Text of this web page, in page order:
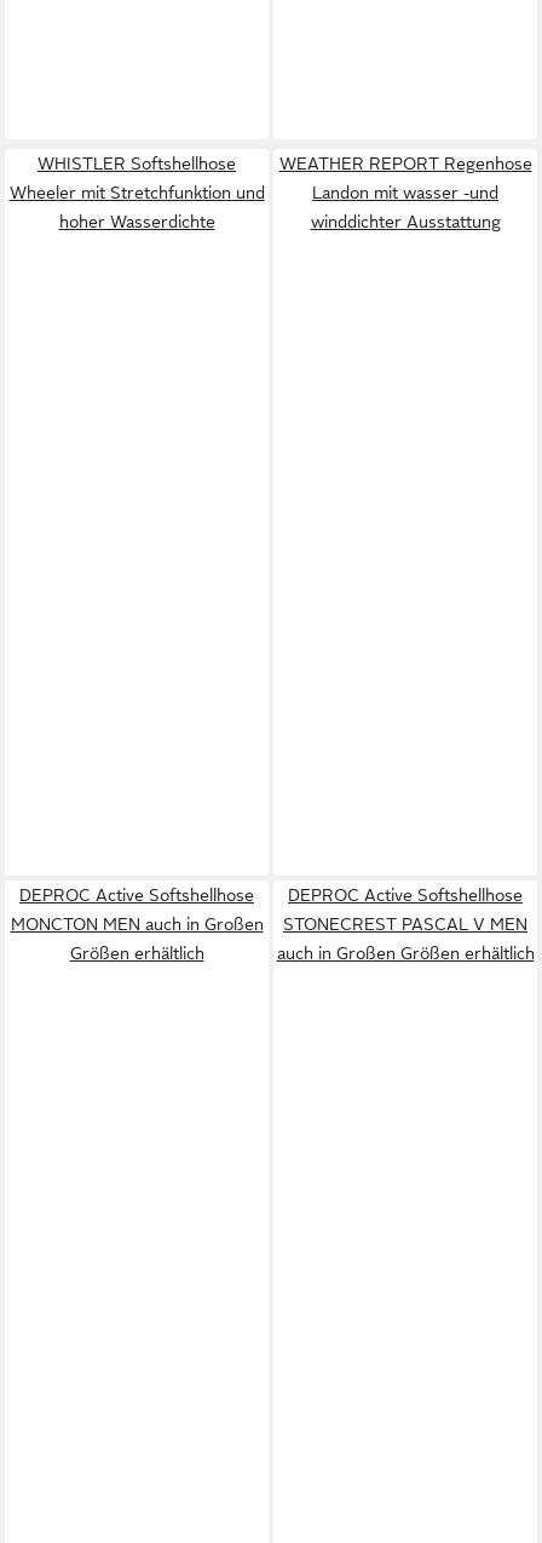
WHISTLER Softshellhose
Wheeler mit Stretchfunktion und
hoher Wasserdichte
WEATHER REPORT Regenhose
Landon mit wasser -und
winddichter Ausstattung
DEPROC Active Softshellhose
MONCTON MEN auch in Großen
Größen erhältlich
DEPROC Active Softshellhose
STONECREST PASCAL V MEN
auch in Großen Größen erhältlich